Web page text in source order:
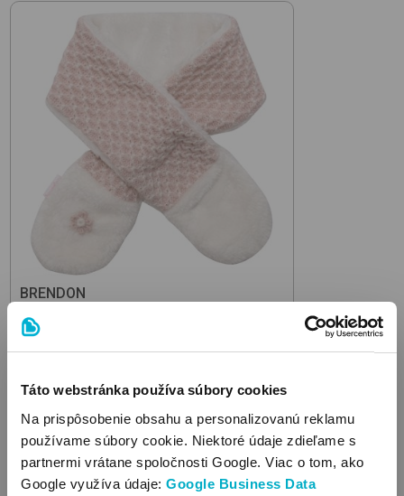
Táto webstránka používa súbory cookies
Na prispôsobenie obsahu a personalizovanú reklamu
používame súbory cookie. Niektoré údaje zdieľame s
partnermi vrátane spoločnosti Google. Viac o tom, ako
Google využíva údaje: Google Business Data
BRENDON
49751
8.95 €
Veľkosť:one size